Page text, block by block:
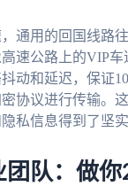
通用的回国线路
速公路上的VIP
动和延迟，保证
协议进行传输。
私信息得到了坚实
团队：做